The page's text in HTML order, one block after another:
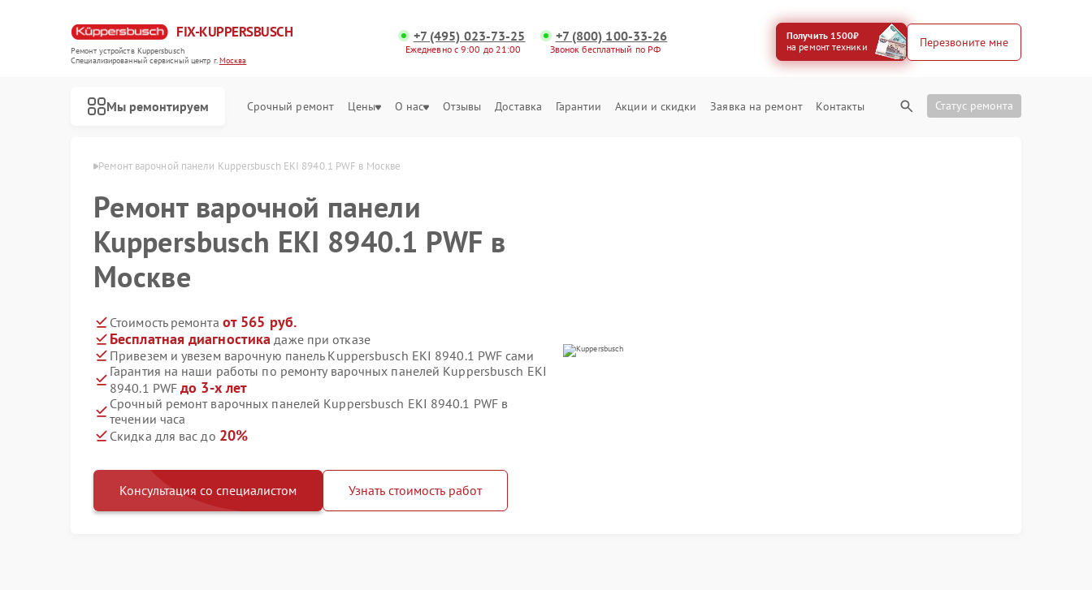
FIX-KUPPERSBUSCH
Ремонт устройств Kuppersbusch
Специализированный cервисный центр г.Москва
+7 (495) 023-73-25
Ежедневно с 9:00 до 21:00
+7 (800) 100-33-26
Звонок бесплатный по РФ
Получить 1500₽
на ремонт техники
Перезвоните мне
Мы ремонтируем Срочный ремонт Цены О нас Отзывы Доставка Гарантии Акции и скидки Заявка на ремонт Контакты Статус ремонта
в Москве Ремонт варочной панели Kuppersbusch EKI 8940.1 PWF в Москве
Ремонт варочной панели
Kuppersbusch EKI 8940.1 PWF в
Москве
Стоимость ремонта от 565 руб.
Бесплатная диагностика даже при отказе
Привезем и увезем варочную панель Kuppersbusch EKI 8940.1 PWF сами
Гарантия на наши работы по ремонту варочных панелей Kuppersbusch EKI
8940.1 PWFдо 3-х лет
Срочный ремонт варочных панелей Kuppersbusch EKI 8940.1 PWF в
течении часа
Скидка для вас до 20%
Консультация со специалистом Узнать стоимость работ